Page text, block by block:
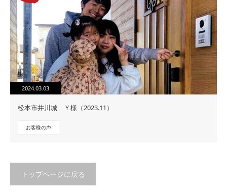
2024.03.03
松本市井川城 Ｙ様（2023.11）
お客様の声
トップページに戻る